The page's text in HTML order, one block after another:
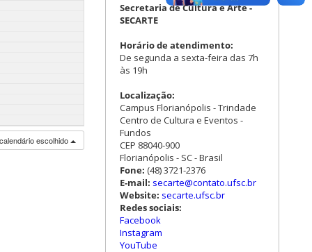
escolhido
Secretaria de Cultura e Arte -
SECARTE
Horário de atendimento:
De segunda a sexta-feira das 7h
às 19h
Localização:
Campus Florianópolis - Trindade
Centro de Cultura e Eventos -
Fundos
CEP 88040-900
Florianópolis - SC - Brasil
Fone: (48) 3721-2376
E-mail: secarte@contato.ufsc.br
Website: secarte.ufsc.br
Redes sociais:
Facebook
Instagram
YouTube